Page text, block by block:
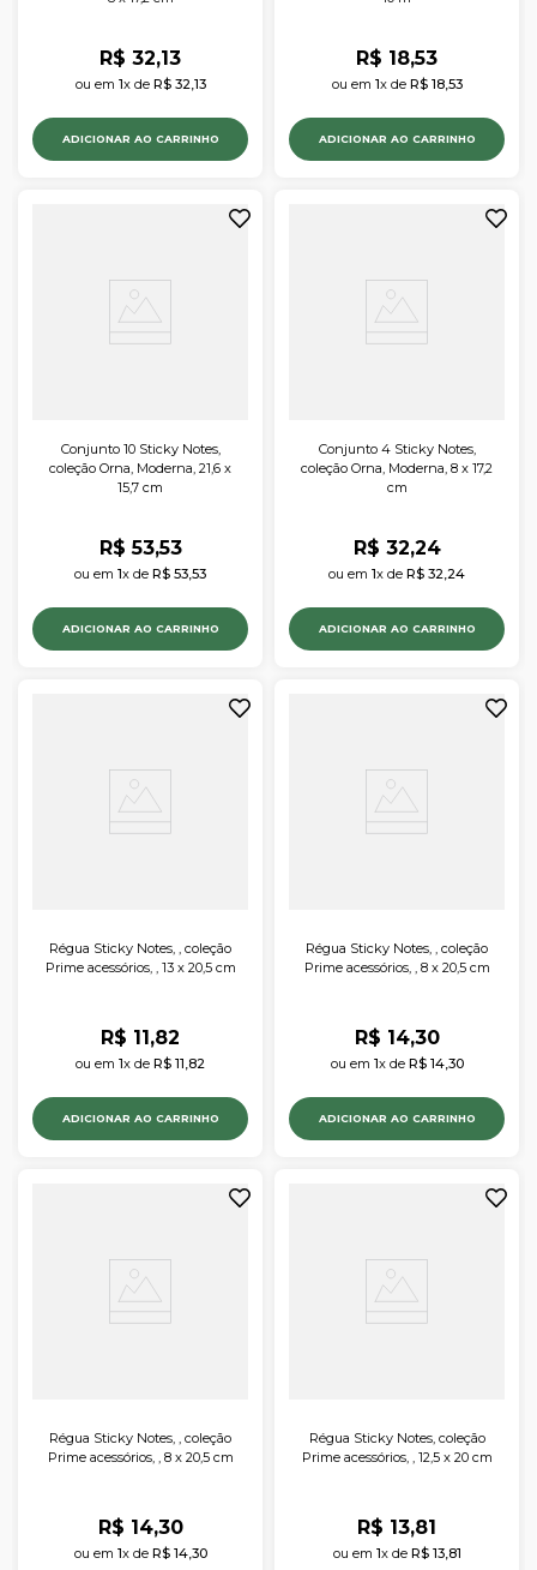
R$ 32,13
ou em 1x de R$ 32,13
ADICIONAR AO CARRINHO
R$ 18,53
ou em 1x de R$ 18,53
ADICIONAR AO CARRINHO
Conjunto 10 Sticky Notes,
coleção Orna, Moderna, 21,6 x
15,7 cm
R$ 53,53
ou em 1x de R$ 53,53
ADICIONAR AO CARRINHO
Conjunto 4 Sticky Notes,
coleção Orna, Moderna, 8 x 17,2
cm
R$ 32,24
ou em 1x de R$ 32,24
ADICIONAR AO CARRINHO
Régua Sticky Notes, , coleção
Prime acessórios, , 13 x 20,5 cm
R$ 11,82
ou em 1x de R$ 11,82
ADICIONAR AO CARRINHO
Régua Sticky Notes, , coleção
Prime acessórios, , 8 x 20,5 cm
R$ 14,30
ou em 1x de R$ 14,30
ADICIONAR AO CARRINHO
Régua Sticky Notes, , coleção
Prime acessórios, , 8 x 20,5 cm
R$ 14,30
ou em 1x de R$ 14,30
Régua Sticky Notes, coleção
Prime acessórios, , 12,5 x 20 cm
R$ 13,81
ou em 1x de R$ 13,81